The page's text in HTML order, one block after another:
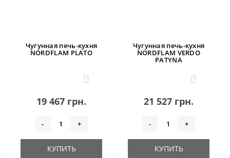
Чугунная печь-кухня
NORDFLAM PLATO
5
19 467 грн.
- +
КУПИТЬ
Чугунная печь-кухня
NORDFLAM VERDO
PATYNA
0
21 527 грн.
- +
КУПИТЬ